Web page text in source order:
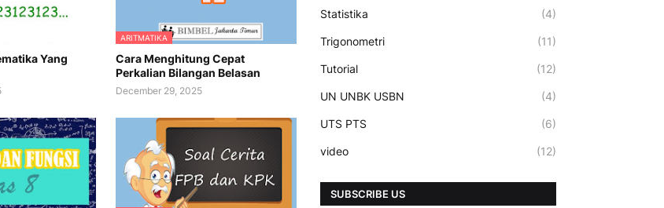
Yang
ARITMATIKA
Cara Menghitung Cepat
Perkalian Bilangan Belasan
December 29, 2025
Statistika (4)
Trigonometri (11)
Tutorial (12)
UN UNBK USBN (4)
UTS PTS (6)
video (12)
SUBSCRIBE US